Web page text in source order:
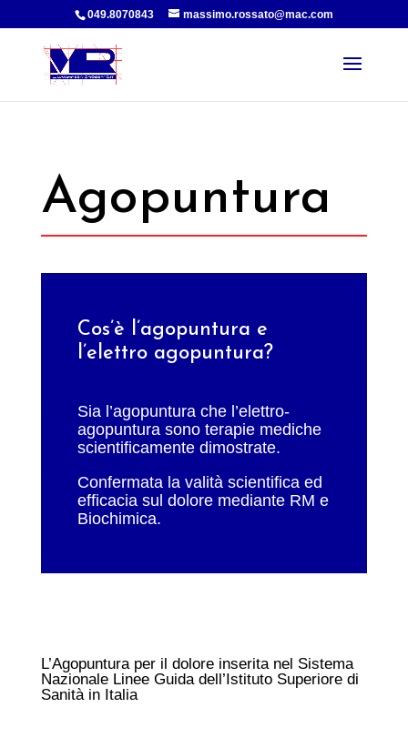
049.8070843 massimo.rossato@mac.com
Agopuntura
Cos’è l’agopuntura e
l’elettro agopuntura?
Sia l’agopuntura che l’elettro-
agopuntura sono terapie mediche
scientificamente dimostrate.
Confermata la valità scientifica ed
efficacia sul dolore mediante RM e
Biochimica.
L’Agopuntura per il dolore inserita nel Sistema
Nazionale Linee Guida dell’Istituto Superiore di
Sanità in Italia